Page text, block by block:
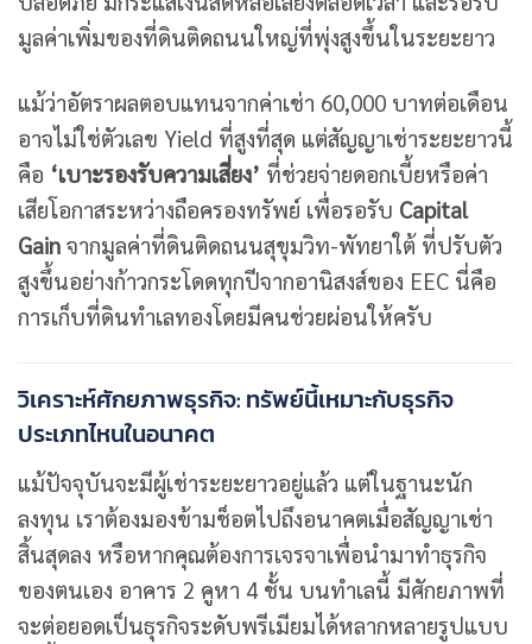
มูลค่าเพิ่มของที่ดินติดถนนใหญ่ที่พุ่งสูงขึ้นในระยะยาว
แม้ว่าอัตราผลตอบแทนจากค่าเช่า 60,000 บาทต่อเดือน
อาจไม่ใช่ตัวเลข Yield ที่สูงที่สุด แต่สัญญาเช่าระยะยาวนี้
คือ ‘เบาะรองรับความเสี่ยง’ ที่ช่วยจ่ายดอกเบี้ยหรือค่า
เสียโอกาสระหว่างถือครองทรัพย์ เพื่อรอรับ Capital
Gain จากมูลค่าที่ดินติดถนนสุขุมวิท-พัทยาใต้ ที่ปรับตัว
สูงขึ้นอย่างก้าวกระโดดทุกปีจากอานิสงส์ของ EEC นี่คือ
การเก็บที่ดินทำเลทองโดยมีคนช่วยผ่อนให้ครับ
วิเคราะห์ศักยภาพธุรกิจ: ทรัพย์นี้เหมาะกับธุรกิจ
ประเภทไหนในอนาคต
แม้ปัจจุบันจะมีผู้เช่าระยะยาวอยู่แล้ว แต่ในฐานะนัก
ลงทุน เราต้องมองข้ามช็อตไปถึงอนาคตเมื่อสัญญาเช่า
สิ้นสุดลง หรือหากคุณต้องการเจรจาเพื่อนำมาทำธุรกิจ
ของตนเอง อาคาร 2 คูหา 4 ชั้น บนทำเลนี้ มีศักยภาพที่
จะต่อยอดเป็นธุรกิจระดับพรีเมียมได้หลากหลายรูปแบบ